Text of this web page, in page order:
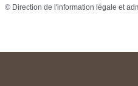
© Direction de l'information légale et